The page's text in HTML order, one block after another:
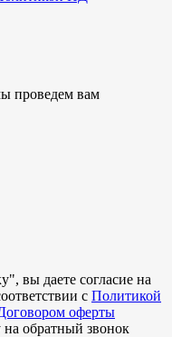
проведем вам
", вы даете согласие на
с Политикой
оферты
обратный звонок